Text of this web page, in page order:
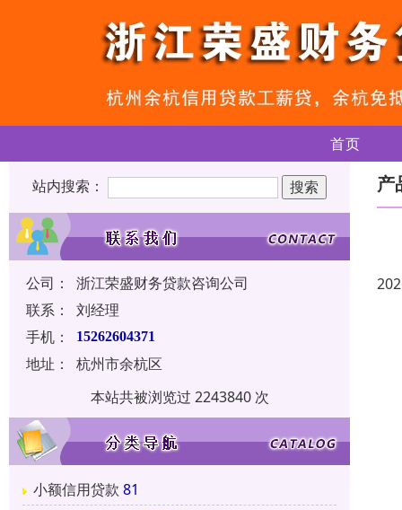
首页
站内搜索：
公司：
浙江荣盛财务贷款咨询公司
联系：
刘经理
手机：
15262604371
地址：
杭州市余杭区
本站共被浏览过 2243840 次
小额信用贷款 81
产